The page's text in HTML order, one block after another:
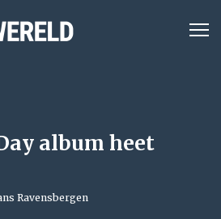
album heet
Ravensbergen